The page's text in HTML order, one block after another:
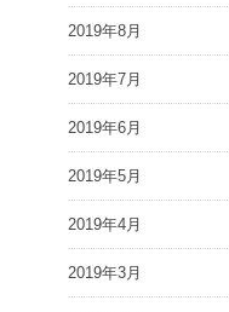
2019年8月
2019年7月
2019年6月
2019年5月
2019年4月
2019年3月